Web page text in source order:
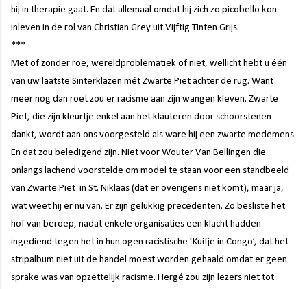
hij in therapie gaat. En dat allemaal omdat hij zich zo picobello kon
inleven in de rol van Christian Grey uit Vijftig Tinten Grijs.
***
Met of zonder roe, wereldproblematiek of niet, wellicht hebt u één
van uw laatste Sinterklazen mét Zwarte Piet achter de rug. Want
meer nog dan roet zou er racisme aan zijn wangen kleven. Zwarte
Piet, die zijn kleurtje enkel aan het klauteren door schoorstenen
dankt, wordt aan ons voorgesteld als ware hij een zwarte medemens.
En dat zou beledigend zijn. Niet voor Wouter Van Bellingen die
onlangs lachend voorstelde om model te staan voor een standbeeld
van Zwarte Piet in St. Niklaas (dat er overigens niet komt), maar ja,
wat weet hij er nu van. Er zijn gelukkig precedenten. Zo besliste het
hof van beroep, nadat enkele organisaties een klacht hadden
ingediend tegen het in hun ogen racistische ‘Kuifje in Congo’, dat het
stripalbum niet uit de handel moest worden gehaald omdat er geen
sprake was van opzettelijk racisme. Hergé zou zijn lezers niet tot